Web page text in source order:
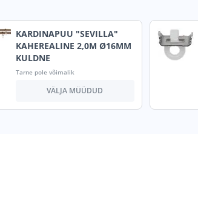
KARDINAPUU "SEVILLA"
KAHEREALINE 2,0M Ø16MM
KULDNE
Tarne pole võimalik
VÄLJA MÜÜDUD